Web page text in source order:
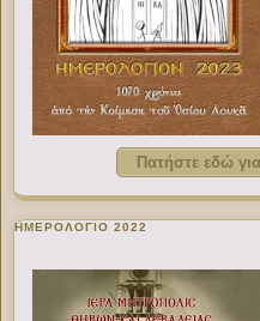
Πατήστε εδώ
ΗΜΕΡΟΛΟΓΙΟ 2022